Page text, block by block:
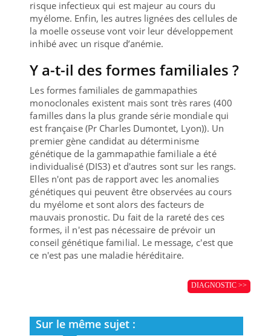
risque infectieux qui est majeur au cours du
myélome. Enfin, les autres lignées des cellules de
la moelle osseuse vont voir leur développement
inhibé avec un risque d’anémie.
Y a-t-il des formes familiales ?
Les formes familiales de gammapathies
monoclonales existent mais sont très rares (400
familles dans la plus grande série mondiale qui
est française (Pr Charles Dumontet, Lyon)). Un
premier gène candidat au déterminisme
génétique de la gammapathie familiale a été
individualisé (DIS3) et d'autres sont sur les rangs.
Elles n'ont pas de rapport avec les anomalies
génétiques qui peuvent être observées au cours
du myélome et sont alors des facteurs de
mauvais pronostic. Du fait de la rareté des ces
formes, il n'est pas nécessaire de prévoir un
conseil génétique familial. Le message, c'est que
ce n'est pas une maladie héréditaire.
DIAGNOSTIC >>
Sur le même sujet :